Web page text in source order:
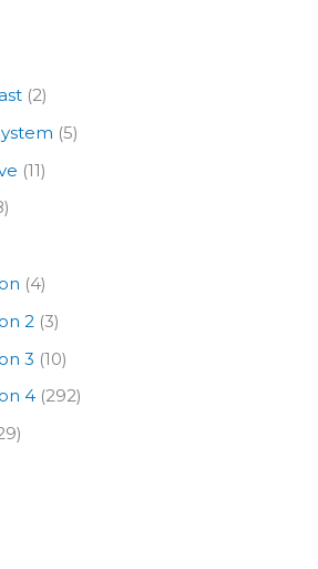
(2)
(5)
(11)
(4)
2 (3)
3 (10)
4 (292)